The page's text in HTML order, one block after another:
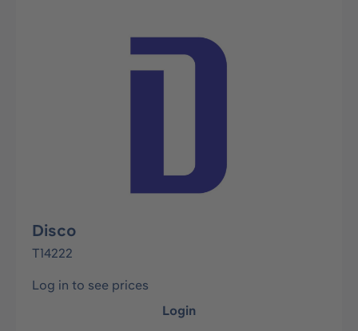
Ignorar galeria de imagens
Disco
T14222
Log in to see prices
Login